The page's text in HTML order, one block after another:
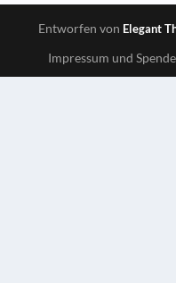
Entworfen von Elegant
Impressum und